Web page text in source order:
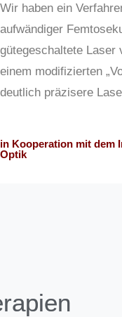
Wir haben ein
aufwändiger
gütegeschaltete Laser
einem modifizierten
deutlich präzisere
in Kooperation mit dem
Optik